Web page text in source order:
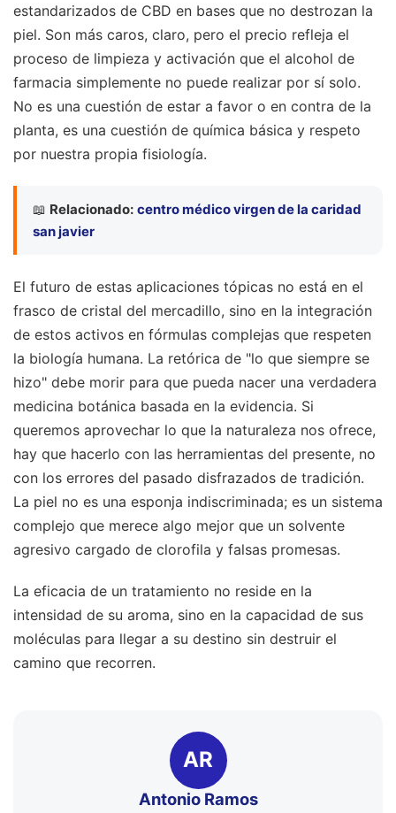
estandarizados de CBD en bases que no destrozan la
piel. Son más caros, claro, pero el precio refleja el
proceso de limpieza y activación que el alcohol de
farmacia simplemente no puede realizar por sí solo.
No es una cuestión de estar a favor o en contra de la
planta, es una cuestión de química básica y respeto
por nuestra propia fisiología.
📖 Relacionado: centro médico virgen de la caridad
san javier
El futuro de estas aplicaciones tópicas no está en el
frasco de cristal del mercadillo, sino en la integración
de estos activos en fórmulas complejas que respeten
la biología humana. La retórica de "lo que siempre se
hizo" debe morir para que pueda nacer una verdadera
medicina botánica basada en la evidencia. Si
queremos aprovechar lo que la naturaleza nos ofrece,
hay que hacerlo con las herramientas del presente, no
con los errores del pasado disfrazados de tradición.
La piel no es una esponja indiscriminada; es un sistema
complejo que merece algo mejor que un solvente
agresivo cargado de clorofila y falsas promesas.
La eficacia de un tratamiento no reside en la
intensidad de su aroma, sino en la capacidad de sus
moléculas para llegar a su destino sin destruir el
camino que recorren.
AR
Antonio Ramos